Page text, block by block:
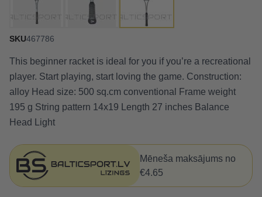
SKU467786
This beginner racket is ideal for you if you’re a recreational
player. Start playing, start loving the game. Construction:
alloy Head size: 500 sq.cm conventional Frame weight
195 g String pattern 14x19 Length 27 inches Balance
Head Light
Mēneša maksājums no
€4.65